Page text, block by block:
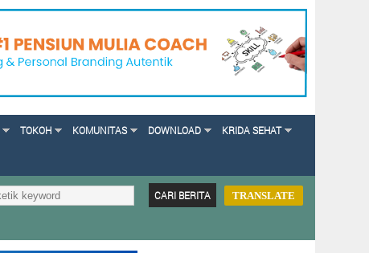
TOKOH KOMUNITAS DOWNLOAD KRIDA SEHAT
TRANSLATE